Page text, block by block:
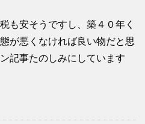
も安そうですし、築４０年く
が悪くなければ良い物だと思
記事たのしみにしています